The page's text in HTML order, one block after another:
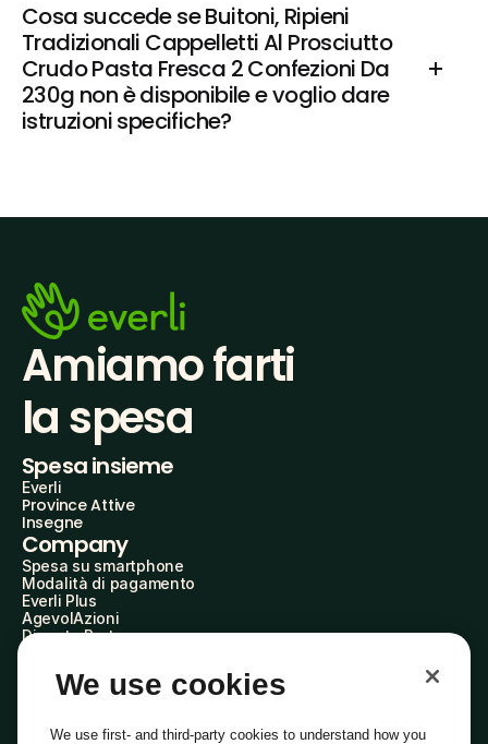
Cosa succede se Buitoni, Ripieni
Tradizionali Cappelletti Al Prosciutto
Crudo Pasta Fresca 2 Confezioni Da
230g non è disponibile e voglio dare
istruzioni specifiche?
Amiamo farti
la spesa
Spesa insieme
Everli
Province Attive
Insegne
Company
Spesa su smartphone
Modalità di pagamento
Everli Plus
AgevolAzioni
Diventa Partner
Everli Shoppers
About Us
Everli News
We use cookies
We use first- and third-party cookies to understand how you